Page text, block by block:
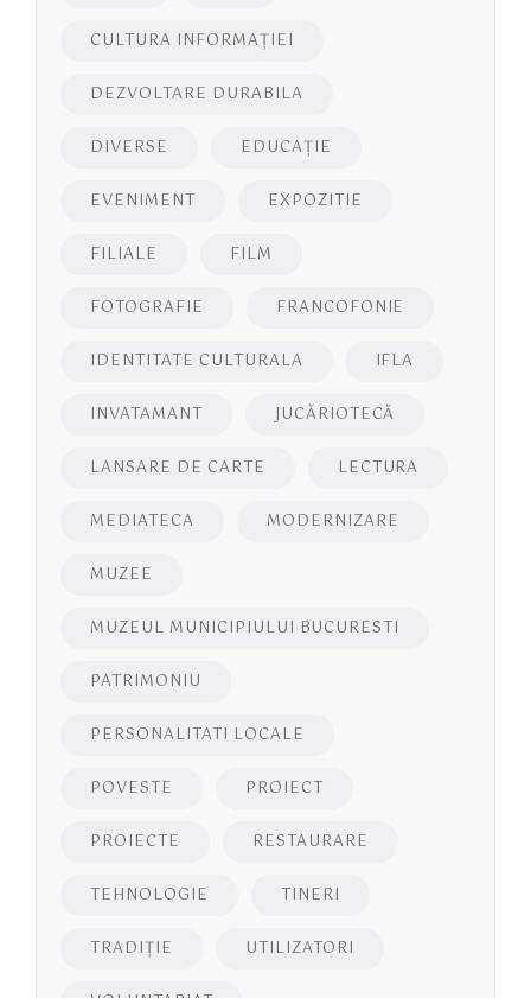
CULTURA INFORMAŢIEI
DEZVOLTARE DURABILA
DIVERSE EDUCAŢIE
EVENIMENT EXPOZITIE
FILIALE FILM
FOTOGRAFIE FRANCOFONIE
IDENTITATE CULTURALA IFLA
INVATAMANT JUCĂRIOTECĂ
LANSARE DE CARTE LECTURA
MEDIATECA MODERNIZARE
MUZEE
MUZEUL MUNICIPIULUI BUCURESTI
PATRIMONIU
PERSONALITATI LOCALE
POVESTE PROIECT
PROIECTE RESTAURARE
TEHNOLOGIE TINERI
TRADIȚIE UTILIZATORI